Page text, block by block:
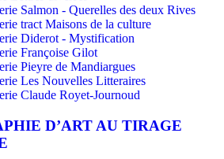
Salmon - Querelles des deux Rives
tract Maisons de la culture
Diderot - Mystification
Françoise Gilot
Pieyre de Mandiargues
Les Nouvelles Litteraires
Claude Royet-Journoud
D’ART AU TIRAGE